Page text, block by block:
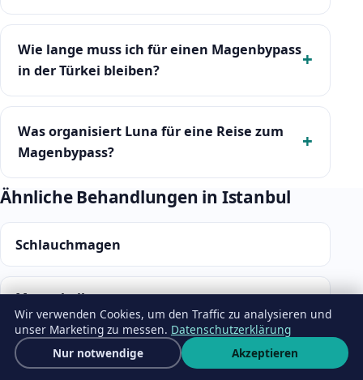
Wie lange muss ich für einen Magenbypass
in der Türkei bleiben?
Was organisiert Luna für eine Reise zum
Magenbypass?
Ähnliche Behandlungen in Istanbul
Schlauchmagen
Magenballon
Schlauchmagen-Revision
Kostenloses Angebot
Wir verwenden Cookies, um den Traffic zu analysieren und
unser Marketing zu messen. Datenschutzerklärung
Nur notwendige
Akzeptieren